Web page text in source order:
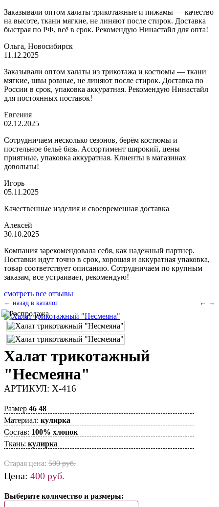
Заказывали оптом халаты трикотажные и пижамы — качество
на высоте, ткани мягкие, не линяют после стирок. Доставка
быстрая по РФ, всё в срок. Рекомендую Нинастайл для опта!
Ольга, Новосибирск
11.12.2025
Заказывали оптом халаты из трикотажа и костюмы — ткани
мягкие, швы ровные, не линяют после стирок. Доставка по
России в срок, упаковка аккуратная. Рекомендую Нинастайл
для постоянных поставок!
Евгения
02.12.2025
Сотрудничаем несколько сезонов, берём костюмы и
постельное бельё бязь. Ассортимент широкий, цены
приятные, упаковка аккуратная. Клиенты в магазинах
довольны!
Игорь
05.11.2025
Качественные изделия и своевременная доставка
Алексей
30.10.2025
Компания зарекомендовала себя, как надежный партнер.
Поставки идут точно в срок, хорошая и аккуратная упаковка,
товар соответствует описанию. Сотрудничаем по крупным
заказам, все устраивает, рекомендую!
смотреть все отзывы
← →
← назад в каталог
Халат трикотажный
"Несмеяна"
АРТИКУЛ: Х-416
Размер 46 48
Материал: кулирка
Состав: 100% хлопок
Ткань: кулирка
Старая цена: 500руб.
Цена: 400 руб.
Выберите количество и размеры: